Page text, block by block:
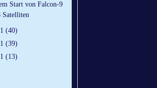
Start von Falcon-9
Satelliten
(40)
(39)
(13)